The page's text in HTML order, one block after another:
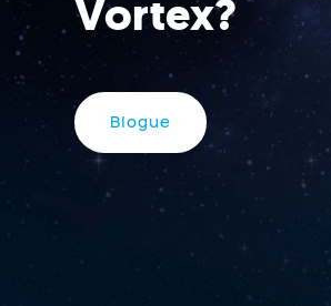
Vortex?
Blogue